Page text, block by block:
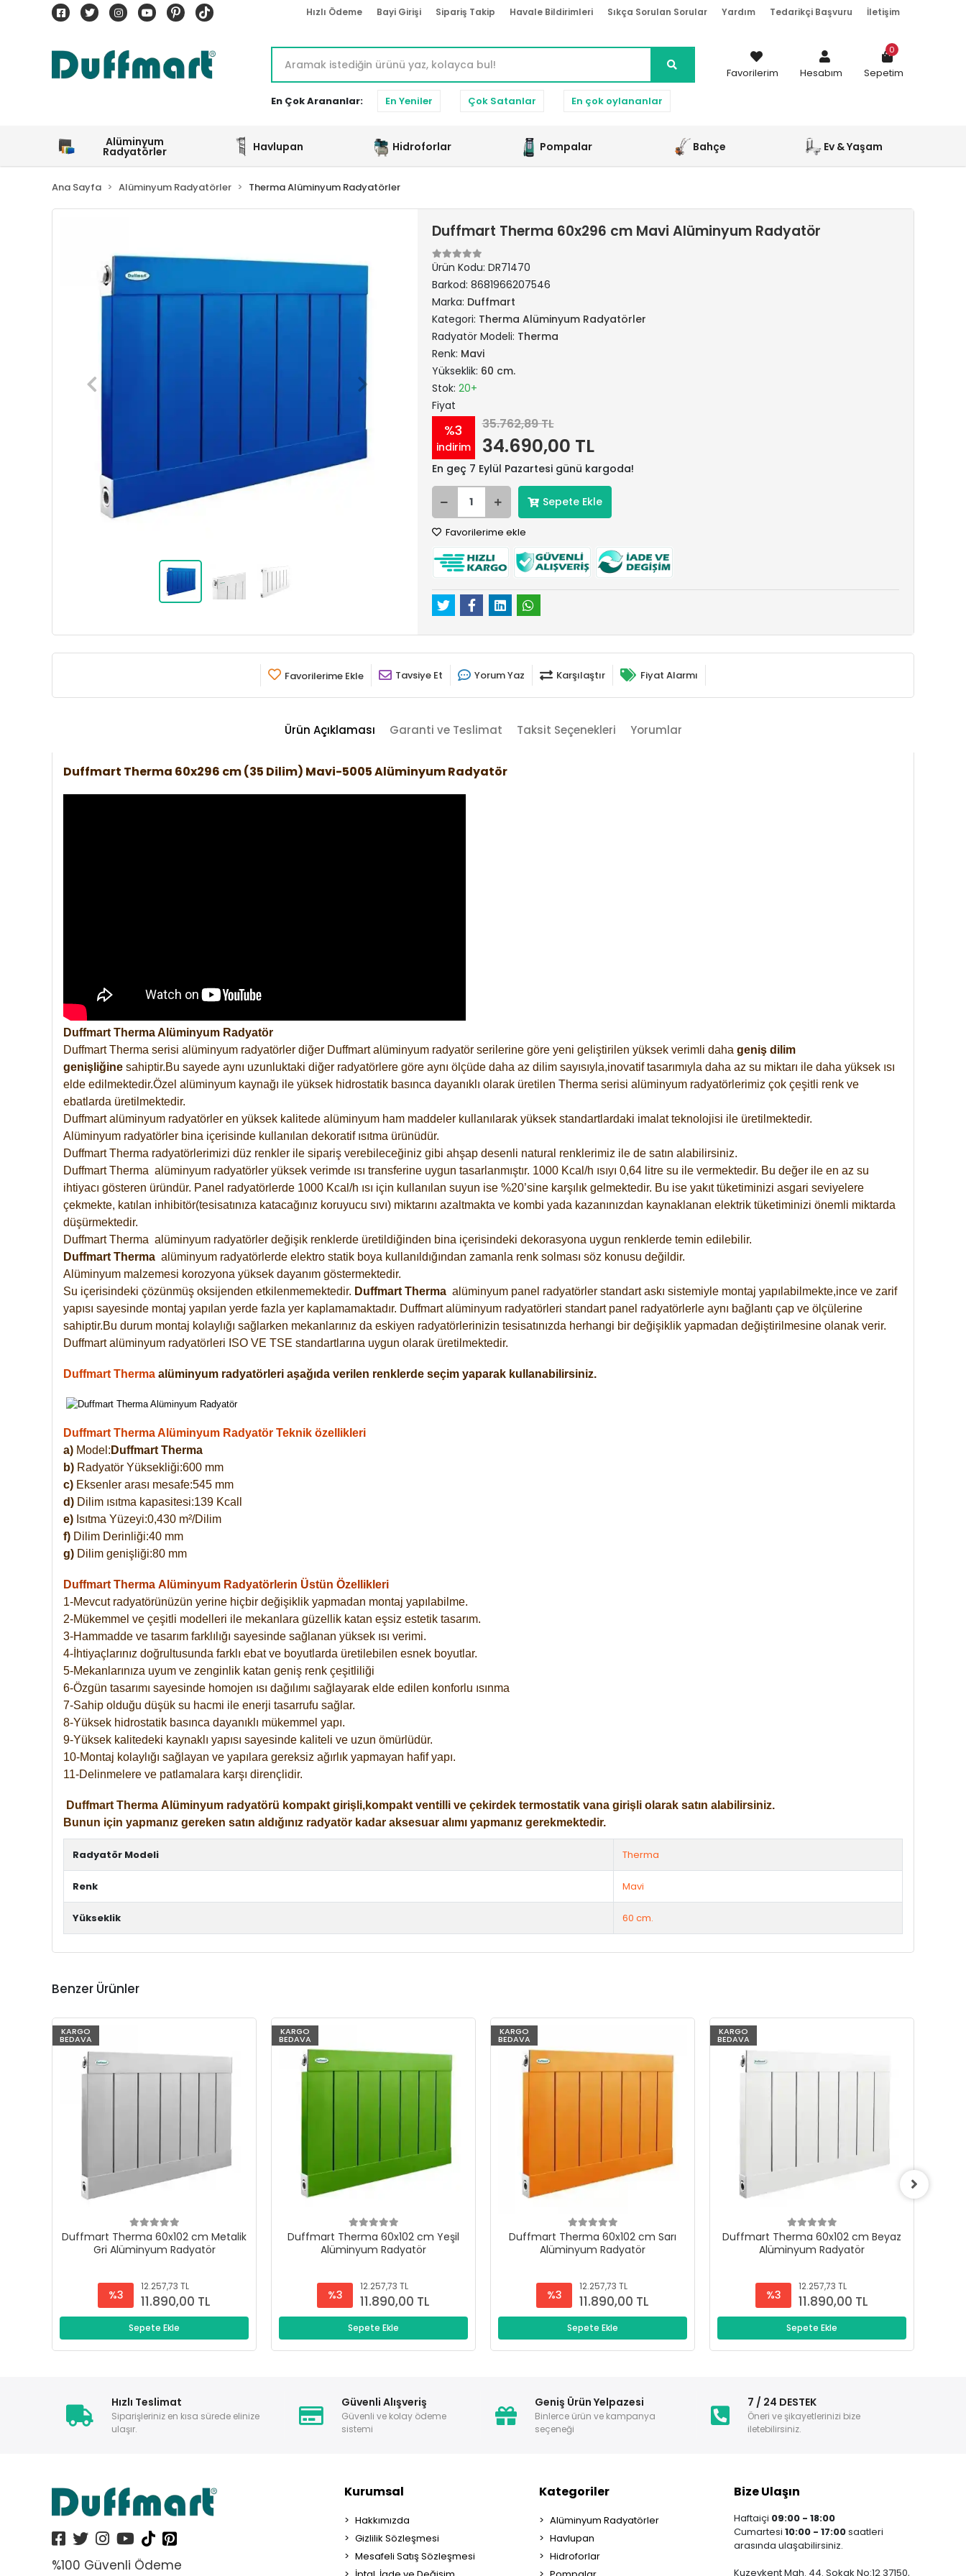
Hızlı Ödeme Bayi Girişi Sipariş Takip Havale Bildirimleri Sıkça Sorulan Sorular Yardım Tedarikçi Başvuru İletişim
En Çok Arananlar: En Yeniler Çok Satanlar En çok oylananlar
Favorilerim Hesabım Sepetim
0
Alüminyum
Radyatörler Havlupan Hidroforlar Pompalar Bahçe Ev & Yaşam
Ana Sayfa Alüminyum Radyatörler Therma Alüminyum Radyatörler
Duffmart Therma 60x296 cm Mavi Alüminyum Radyatör
Ürün Kodu: DR71470
Barkod: 8681966207546
Marka: Duffmart
Kategori: Therma Alüminyum Radyatörler
Radyatör Modeli: Therma
Renk: Mavi
Yükseklik: 60 cm.
Stok: 20+
Fiyat
%3
indirim
35.762,89 TL
34.690,00 TL
En geç 7 Eylül Pazartesi günü kargoda!
Sepete Ekle
Favorilerime ekle
Favorilerime Ekle Tavsiye Et Yorum Yaz Karşılaştır Fiyat Alarmı
Ürün Açıklaması Garanti ve Teslimat Taksit Seçenekleri Yorumlar
Duffmart Therma 60x296 cm (35 Dilim) Mavi-5005 Alüminyum Radyatör
Duffmart Therma Alüminyum Radyatör
Duffmart Therma serisi alüminyum radyatörler diğer Duffmart alüminyum radyatör serilerine göre yeni geliştirilen yüksek verimli daha geniş dilim
genişliğine sahiptir.Bu sayede aynı uzunluktaki diğer radyatörlere göre aynı ölçüde daha az dilim sayısıyla,inovatif tasarımıyla daha az su miktarı ile daha yüksek ısı
elde edilmektedir.Özel alüminyum kaynağı ile yüksek hidrostatik basınca dayanıklı olarak üretilen Therma serisi alüminyum radyatörlerimiz çok çeşitli renk ve
ebatlarda üretilmektedir.
Duffmart alüminyum radyatörler en yüksek kalitede alüminyum ham maddeler kullanılarak yüksek standartlardaki imalat teknolojisi ile üretilmektedir.
Alüminyum radyatörler bina içerisinde kullanılan dekoratif ısıtma ürünüdür.
Duffmart Therma radyatörlerimizi düz renkler ile sipariş verebileceğiniz gibi ahşap desenli natural renklerimiz ile de satın alabilirsiniz.
Duffmart Therma alüminyum radyatörler yüksek verimde ısı transferine uygun tasarlanmıştır. 1000 Kcal/h ısıyı 0,64 litre su ile vermektedir. Bu değer ile en az su
ihtiyacı gösteren üründür. Panel radyatörlerde 1000 Kcal/h ısı için kullanılan suyun ise %20’sine karşılık gelmektedir. Bu ise yakıt tüketiminizi asgari seviyelere
çekmekte, katılan inhibitör(tesisatınıza katacağınız koruyucu sıvı) miktarını azaltmakta ve kombi yada kazanınızdan kaynaklanan elektrik tüketiminizi önemli miktarda
düşürmektedir.
Duffmart Therma alüminyum radyatörler değişik renklerde üretildiğinden bina içerisindeki dekorasyona uygun renklerde temin edilebilir.
Duffmart Therma alüminyum radyatörlerde elektro statik boya kullanıldığından zamanla renk solması söz konusu değildir.
Alüminyum malzemesi korozyona yüksek dayanım göstermektedir.
Su içerisindeki çözünmüş oksijenden etkilenmemektedir. Duffmart Therma alüminyum panel radyatörler standart askı sistemiyle montaj yapılabilmekte,ince ve zarif
yapısı sayesinde montaj yapılan yerde fazla yer kaplamamaktadır. Duffmart alüminyum radyatörleri standart panel radyatörlerle aynı bağlantı çap ve ölçülerine
sahiptir.Bu durum montaj kolaylığı sağlarken mekanlarınız da eskiyen radyatörlerinizin tesisatınızda herhangi bir değişiklik yapmadan değiştirilmesine olanak verir.
Duffmart alüminyum radyatörleri ISO VE TSE standartlarına uygun olarak üretilmektedir.
Duffmart Therma alüminyum radyatörleri aşağıda verilen renklerde seçim yaparak kullanabilirsiniz.
Duffmart Therma Alüminyum Radyatör Teknik özellikleri
a) Model: Duffmart Therma
b) Radyatör Yüksekliği:600 mm
c) Eksenler arası mesafe:545 mm
d) Dilim ısıtma kapasitesi:139 Kcall
e) Isıtma Yüzeyi:0,430 m²/Dilim
f) Dilim Derinliği:40 mm
g) Dilim genişliği:80 mm
Duffmart Therma Alüminyum Radyatörlerin Üstün Özellikleri
1-Mevcut radyatörünüzün yerine hiçbir değişiklik yapmadan montaj yapılabilme.
2-Mükemmel ve çeşitli modelleri ile mekanlara güzellik katan eşsiz estetik tasarım.
3-Hammadde ve tasarım farklılığı sayesinde sağlanan yüksek ısı verimi.
4-İhtiyaçlarınız doğrultusunda farklı ebat ve boyutlarda üretilebilen esnek boyutlar.
5-Mekanlarınıza uyum ve zenginlik katan geniş renk çeşitliliği
6-Özgün tasarımı sayesinde homojen ısı dağılımı sağlayarak elde edilen konforlu ısınma
7-Sahip olduğu düşük su hacmi ile enerji tasarrufu sağlar.
8-Yüksek hidrostatik basınca dayanıklı mükemmel yapı.
9-Yüksek kalitedeki kaynaklı yapısı sayesinde kaliteli ve uzun ömürlüdür.
10-Montaj kolaylığı sağlayan ve yapılara gereksiz ağırlık yapmayan hafif yapı.
11-Delinmelere ve patlamalara karşı dirençlidir.
Duffmart Therma Alüminyum radyatörü kompakt girişli,kompakt ventilli ve çekirdek termostatik vana girişli olarak satın alabilirsiniz.
Bunun için yapmanız gereken satın aldığınız radyatör kadar aksesuar alımı yapmanız gerekmektedir.
Radyatör Modeli Therma
Renk Mavi
Yükseklik 60 cm.
Benzer Ürünler
KARGO
BEDAVA
Duffmart Therma 60x102 cm Metalik
Gri Alüminyum Radyatör
%3
12.257,73 TL
11.890,00 TL
Sepete Ekle
KARGO
BEDAVA
Duffmart Therma 60x102 cm Yeşil
Alüminyum Radyatör
%3
12.257,73 TL
11.890,00 TL
Sepete Ekle
KARGO
BEDAVA
Duffmart Therma 60x102 cm Sarı
Alüminyum Radyatör
%3
12.257,73 TL
11.890,00 TL
Sepete Ekle
KARGO
BEDAVA
Duffmart Therma 60x102 cm Beyaz
Alüminyum Radyatör
%3
12.257,73 TL
11.890,00 TL
Sepete Ekle
Hızlı Teslimat
Siparişleriniz en kısa sürede elinize
ulaşır.
Güvenli Alışveriş
Güvenli ve kolay ödeme
sistemi
Geniş Ürün Yelpazesi
Binlerce ürün ve kampanya
seçeneği
7 / 24 DESTEK
Öneri ve şikayetlerinizi bize
iletebilirsiniz.
%100 Güvenli Ödeme
Kurumsal
Hakkımızda
Gizlilik Sözleşmesi
Mesafeli Satış Sözleşmesi
Kategoriler
Alüminyum Radyatörler
Havlupan
Hidroforlar
Bize Ulaşın
Haftaiçi 09:00 - 18:00
Cumartesi 10:00 - 17:00saatleri
arasında ulaşabilirsiniz.
Kuzeykent Mah. 44. Sokak No:12 37150,